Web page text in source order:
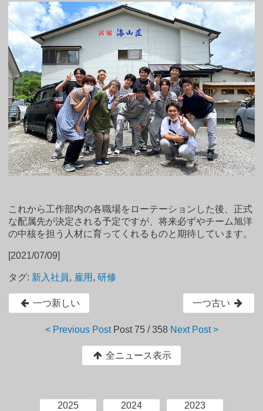
これから工作部内の各職場をローテーションした後、正式
な配属先が決定される予定ですが、将来必ずやチーム旭洋
の中核を担う人材に育ってくれるものと期待しています。
[2021/07/09]
タグ: 新入社員, 雇用 ,研修
一つ新しい 一つ古い
< Previous Post Post75 / 358 Next Post >
全ニュース表示
2025 2024
2023